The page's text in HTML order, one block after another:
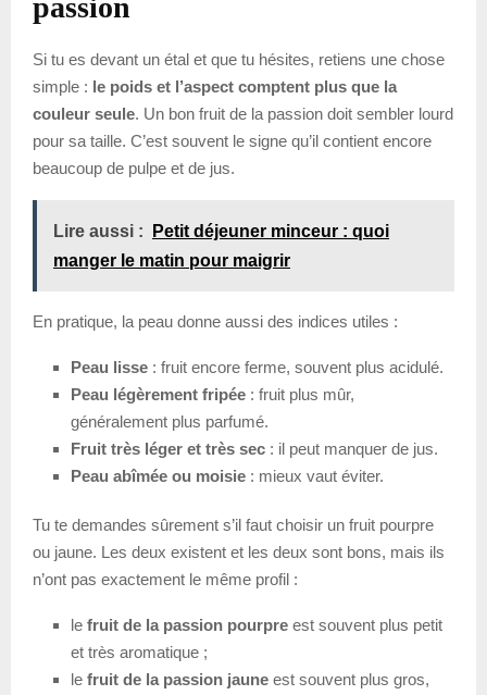
Si tu es devant un étal et que tu hésites, retiens une chose
simple : le poids et l’aspect comptent plus que la
couleur seule. Un bon fruit de la passion doit sembler lourd
pour sa taille. C’est souvent le signe qu’il contient encore
beaucoup de pulpe et de jus.
Lire aussi :
Petit déjeuner minceur : quoi
manger le matin pour maigrir
En pratique, la peau donne aussi des indices utiles :
Peau lisse : fruit encore ferme, souvent plus acidulé.
Peau légèrement fripée : fruit plus mûr,
généralement plus parfumé.
Fruit très léger et très sec : il peut manquer de jus.
Peau abîmée ou moisie : mieux vaut éviter.
Tu te demandes sûrement s’il faut choisir un fruit pourpre
ou jaune. Les deux existent et les deux sont bons, mais ils
n’ont pas exactement le même profil :
le fruit de la passion pourpre est souvent plus petit
et très aromatique ;
le fruit de la passion jaune est souvent plus gros,